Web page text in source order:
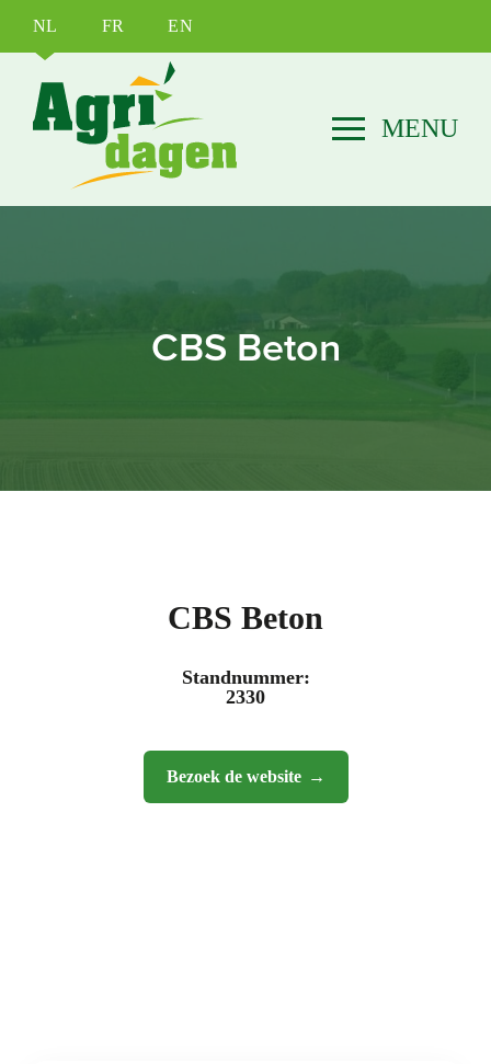
NL FR EN
CBS Beton
CBS Beton
Standnummer:
2330
Bezoek de website